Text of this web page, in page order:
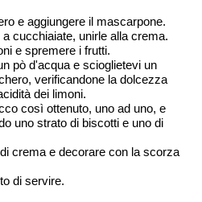
e aggiungere il mascarpone.
cucchiaiate, unirle alla crema.
e spremere i frutti.
pò d'acqua e scioglietevi un
verificandone la dolcezza
dei limoni.
così ottenuto, uno ad uno, e
uno strato di biscotti e uno di
crema e decorare con la scorza
di servire.